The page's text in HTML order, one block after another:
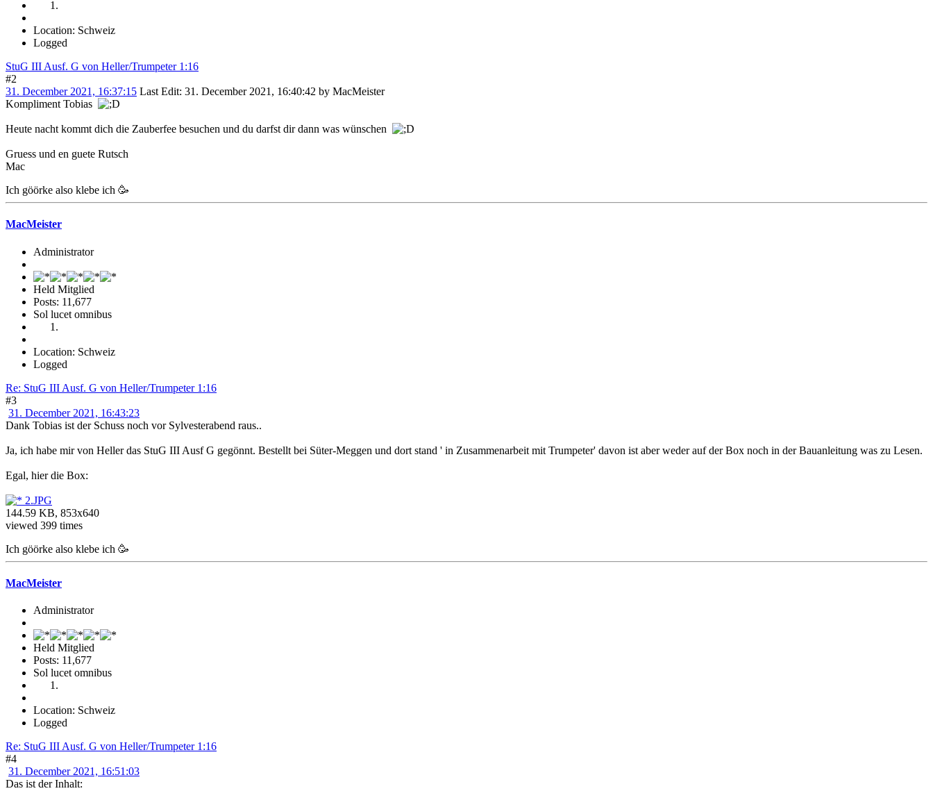
Location: Schweiz
Logged
StuG III Ausf. G von Heller/Trumpeter 1:16
#2
31. December 2021, 16:37:15 Last Edit: 31. December 2021, 16:40:42 by MacMeister
Kompliment Tobias
Heute nacht kommt dich die Zauberfee besuchen und du darfst dir dann was wünschen
Gruess und en guete Rutsch
Mac
Ich göörke also klebe ich 🥳
MacMeister
Administrator
Held Mitglied
Posts: 11,677
Sol lucet omnibus
Location: Schweiz
Logged
Re: StuG III Ausf. G von Heller/Trumpeter 1:16
#3
31. December 2021, 16:43:23
Dank Tobias ist der Schuss noch vor Sylvesterabend raus..
Ja, ich habe mir von Heller das StuG III Ausf G gegönnt. Bestellt bei Süter-Meggen und dort stand ' in Zusammenarbeit mit Trumpeter' davon ist aber weder auf der Box noch in der Bauanleitung was zu Lesen.
Egal, hier die Box:
2.JPG
144.59 KB, 853x640
viewed 399 times
Ich göörke also klebe ich 🥳
MacMeister
Administrator
Held Mitglied
Posts: 11,677
Sol lucet omnibus
Location: Schweiz
Logged
Re: StuG III Ausf. G von Heller/Trumpeter 1:16
#4
31. December 2021, 16:51:03
Das ist der Inhalt: